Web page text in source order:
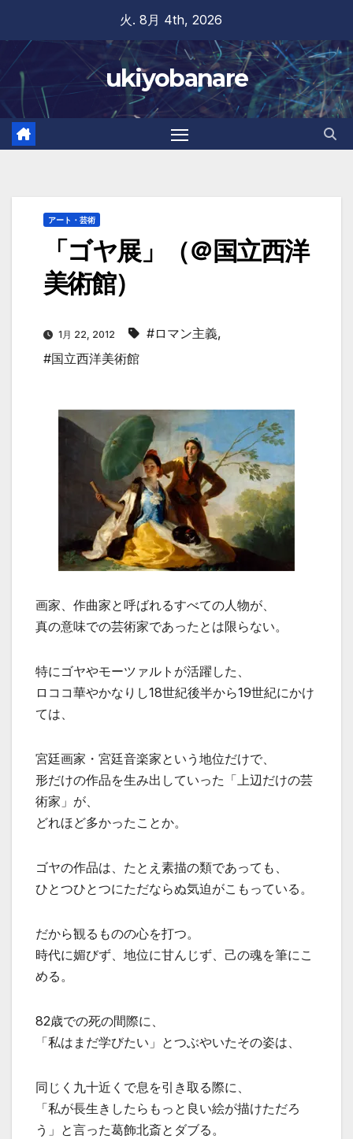
content
火. 8月 4th, 2026
ukiyobanare
アート・芸術
「ゴヤ展」（＠国立西洋
美術館）
1月 22, 2012 #ロマン主義,
#国立西洋美術館
画家、作曲家と呼ばれるすべての人物が、
真の意味での芸術家であったとは限らない。
特にゴヤやモーツァルトが活躍した、
ロココ華やかなりし18世紀後半から19世紀にかけ
ては、
宮廷画家・宮廷音楽家という地位だけで、
形だけの作品を生み出していった「上辺だけの芸
術家」が、
どれほど多かったことか。
ゴヤの作品は、たとえ素描の類であっても、
ひとつひとつにただならぬ気迫がこもっている。
だから観るものの心を打つ。
時代に媚びず、地位に甘んじず、己の魂を筆にこ
める。
82歳での死の間際に、
「私はまだ学びたい」とつぶやいたその姿は、
同じく九十近くで息を引き取る際に、
「私が長生きしたらもっと良い絵が描けただろ
う」と言った葛飾北斎とダブる。